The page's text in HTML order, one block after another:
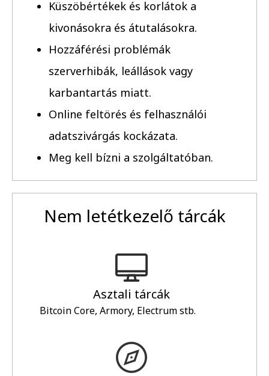
Küszöbértékek és korlátok a
kivonásokra és átutalásokra.
Hozzáférési problémák
szerverhibák, leállások vagy
karbantartás miatt.
Online feltörés és felhasználói
adatszivárgás kockázata.
Meg kell bízni a szolgáltatóban.
Nem letétkezelő tárcák
Asztali tárcák
Bitcoin Core, Armory, Electrum stb.